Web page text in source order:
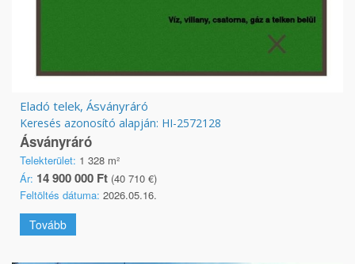
Eladó telek, Ásványráró
Keresés azonosító alapján: HI-2572128
Ásványráró
Telekterület: 1 328 m²
Ár: 14 900 000 Ft (40 710 €)
Feltöltés dátuma: 2026.05.16.
Tovább